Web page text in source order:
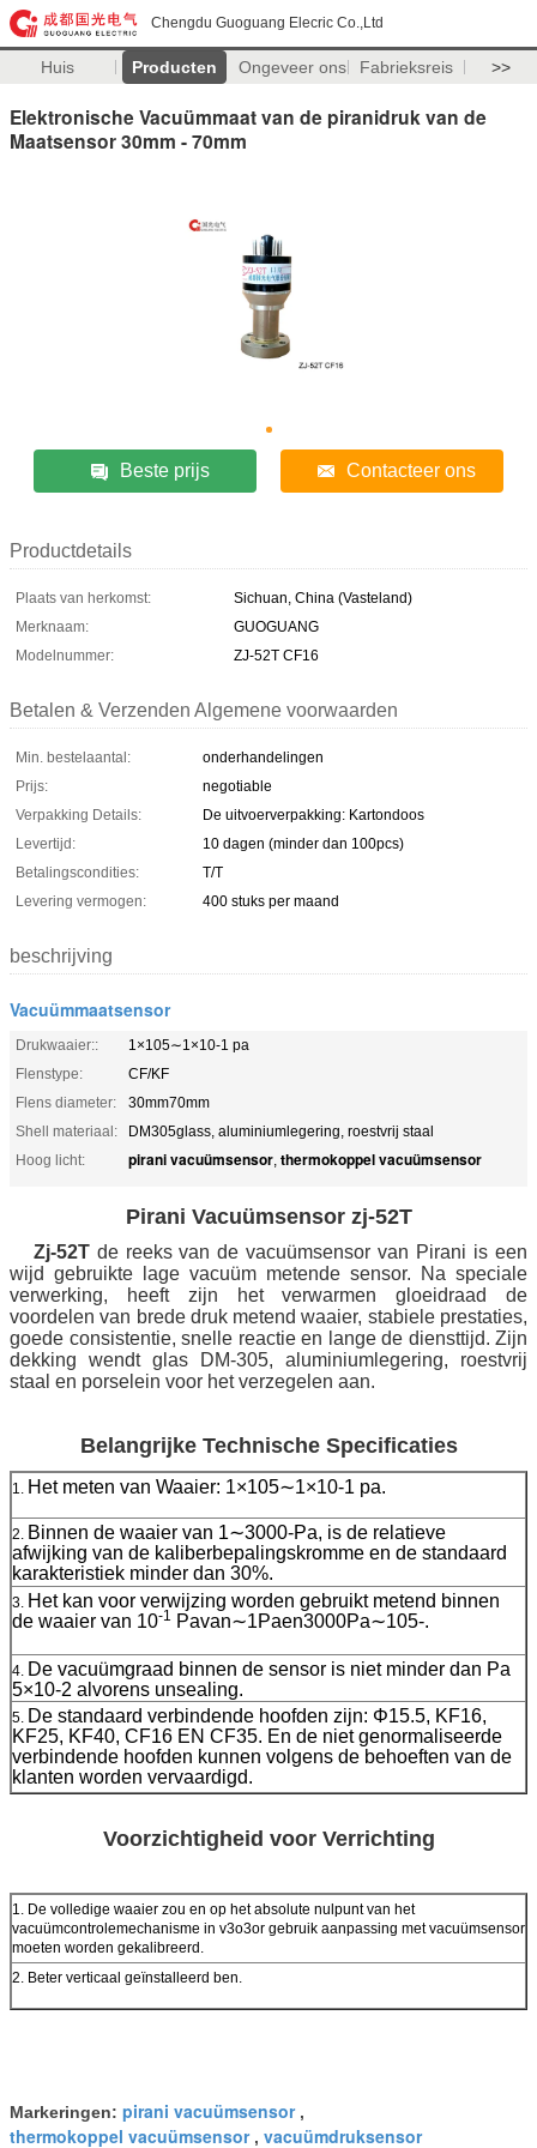
Chengdu Guoguang Elecric Co.,Ltd
Huis Producten Ongeveer ons Fabrieksreis >>
Elektronische Vacuümmaat van de piranidruk van de
Maatsensor 30mm - 70mm
Beste prijs Contacteer ons
Productdetails
Plaats van herkomst:
Sichuan, China (Vasteland)
Merknaam:
GUOGUANG
Modelnummer:
ZJ-52T CF16
Betalen & Verzenden Algemene voorwaarden
Min. bestelaantal:
onderhandelingen
Prijs:
negotiable
Verpakking Details:
De uitvoerverpakking: Kartondoos
Levertijd:
10 dagen (minder dan 100pcs)
Betalingscondities:
T/T
Levering vermogen:
400 stuks per maand
beschrijving
Vacuümmaatsensor
Drukwaaier::
1×105∼1×10-1 pa
Flenstype:
CF/KF
Flens diameter:
30mm70mm
Shell materiaal:
DM305glass, aluminiumlegering, roestvrij staal
Hoog licht:
pirani vacuümsensor, thermokoppel vacuümsensor
Pirani Vacuümsensor zj-52T
Zj-52Tde reeks van de vacuümsensor van Pirani is een
wijd gebruikte lage vacuüm metende sensor. Na speciale
verwerking, heeft zijn het verwarmen gloeidraad de
voordelen van brede druk metend waaier, stabiele prestaties,
goede consistentie, snelle reactie en lange de diensttijd. Zijn
dekking wendt glas DM-305, aluminiumlegering, roestvrij
staal en porselein voor het verzegelen aan.
Belangrijke Technische Specificaties
1. Het meten van Waaier: 1×105∼1×10-1 pa.
2. Binnen de waaier van 1∼3000-Pa, is de relatieve
afwijking van de kaliberbepalingskromme en de standaard
karakteristiek minder dan 30%.
3. Het kan voor verwijzing worden gebruikt metend binnen
de waaier van 10-1 Pavan∼1Paen3000Pa∼105-.
4. De vacuümgraad binnen de sensor is niet minder dan Pa
5×10-2 alvorens unsealing.
5. De standaard verbindende hoofden zijn: Φ15.5, KF16,
KF25, KF40, CF16 EN CF35. En de niet genormaliseerde
verbindende hoofden kunnen volgens de behoeften van de
klanten worden vervaardigd.
Voorzichtigheid voor Verrichting
1. De volledige waaier zou en op het absolute nulpunt van het
vacuümcontrolemechanisme in v3o3or gebruik aanpassing met vacuümsensor
moeten worden gekalibreerd.
2. Beter verticaal geïnstalleerd ben.
Markeringen: pirani vacuümsensor,
thermokoppel vacuümsensor, vacuümdruksensor